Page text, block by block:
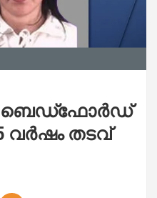
ബെഡ്‌ഫോർഡ്
വർഷം തടവ്